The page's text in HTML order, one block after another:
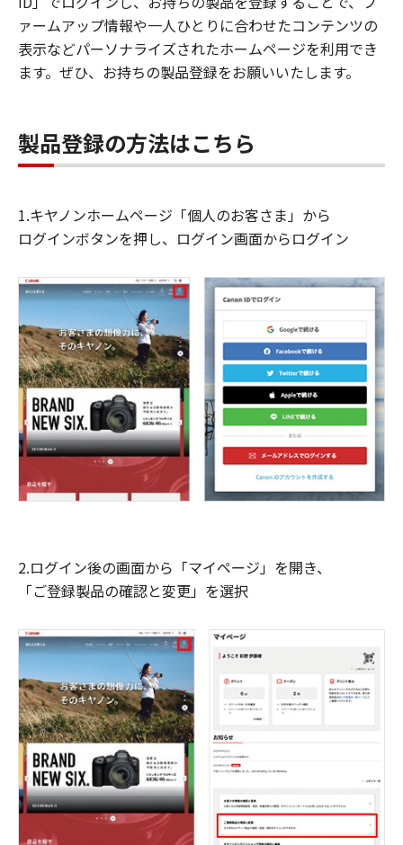
ァームアップ情報や一人ひとりに合わせたコンテンツの
表示などパーソナライズされたホームページを利用でき
ます。ぜひ、お持ちの製品登録をお願いいたします。
製品登録の方法はこちら
1.キヤノンホームページ「個人のお客さま」から
ログインボタンを押し、ログイン画面からログイン
2.ログイン後の画面から「マイページ」を開き、
「ご登録製品の確認と変更」を選択